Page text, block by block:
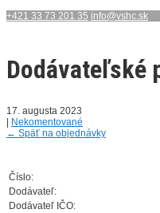
+421 33 73 201 35 info@vshc.sk
Dodávateľské
17. augusta 2023
Nekomentované
← Späť na objednávky
Číslo:
Dodávateľ:
Dodávateľ IČO: